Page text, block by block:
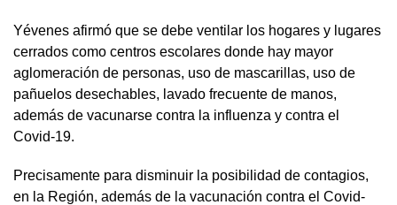
Yévenes afirmó que se debe ventilar los hogares y lugares
cerrados como centros escolares donde hay mayor
aglomeración de personas, uso de mascarillas, uso de
pañuelos desechables, lavado frecuente de manos,
además de vacunarse contra la influenza y contra el
Covid-19.
Precisamente para disminuir la posibilidad de contagios,
en la Región, además de la vacunación contra el Covid-